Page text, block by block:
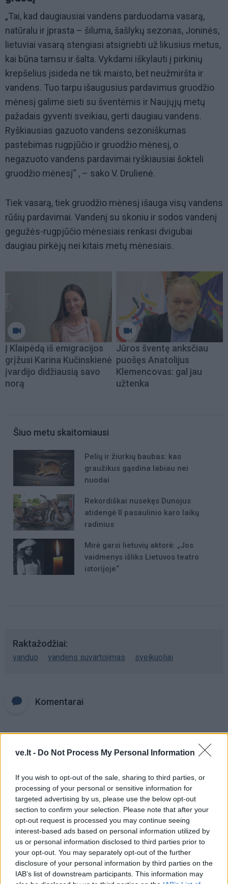
ve.lt - Do Not Process My Personal Information
If you wish to opt-out of the sale, sharing to third parties, or
processing of your personal or sensitive information for
targeted advertising by us, please use the below opt-out
section to confirm your selection. Please note that after your
opt-out request is processed you may continue seeing
interest-based ads based on personal information utilized by
us or personal information disclosed to third parties prior to
your opt-out. You may separately opt-out of the further
disclosure of your personal information by third parties on the
IAB’s list of downstream participants. This information may
„Tai, kad daugiausiai vandens parduodama vasarą,
natūralu ir įprasta – šiluma, šašlykų sezonas, Joninės,
lietuviai vasarą stengiasi atsigriebti už likusius metus,
kai būna tamsu ir šalta. Vykdami iškylauti į pirkinių
krepšelius įsideda ne tik maisto, bet neužmiršta ir
vandens. Tuo tarpu išaugusius pardavimus gruodžio
mėnesį galime sieti su šventėmis ir Naujųjų metų
pažadais gyventi sveikiau, gerti daugiau vandens.
Ryškiausias gazuoto vandens sezoniškumas
pastebimas rugpjūčio ir gruodžio mėnesį, o
negazuoto vandens pardavimai ryškiausiai šokteli
gruodžio mėnesį“ , – sako V. Drulienė.
Tiek vasarą, tiek gruodžio mėnesį išauga visų vandens
rūšių pardavimai. Vandenį su skoniu ir sodos vandenį
gegužės-rugpjūčio mėnesiais renkasi dvigubai
daugiau pirkėjų nei kitais metų mėnesiais.
Į Klaipėdą iš emigracijos
grįžusi Karina Kučinskienė
įvardijo didžiausią savo
norą
Jūros šventę anksčiau
puošęs Anatolijus
Klemencovas: gal jau
užtenka
Šiuo metu skaitomiausi
Pelių ir žiurkių baubas: kas
graužikus gąsdina labiau nei
nuodai
Rekordiškai nusekęs Dunojus
atidengė II pasaulinio karo laikų
radinius
Mirė garsi lietuvių aktorė: „Jos
vaidmenys išliks Lietuvos teatro
istorijoje“
Raktažodžiai
vanduo vandens suvartojimas sveikuoliai
Komentarai
Komentaras